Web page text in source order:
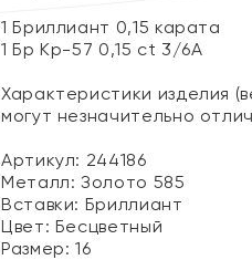
1 Бриллиант 0,15 карата
1 Бр Кр-57 0,15 ct 3/6А
Характеристики изделия
могут незначительно
Артикул: 244186
Металл:Золото 585
Вставки: Бриллиант
Цвет: Бесцветный
Размер:16